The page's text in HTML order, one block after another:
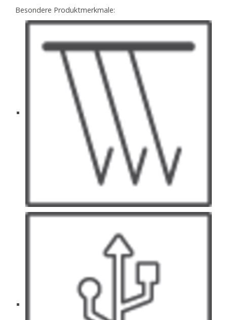
Besondere Produktmerkmale: